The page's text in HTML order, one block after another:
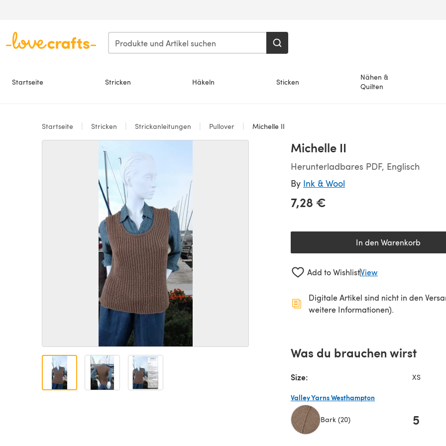
Startseite Stricken Häkeln Sticken
Nähen &
Quilten
Startseite Stricken Strickanleitungen Pullover Michelle II
Michelle II
Herunterladbares PDF, Englisch
By Ink & Wool
7,28 €
In den Warenkorb
Add to WishlistView
Digitale Artikel sind nicht in den
weitere Informationen).
Was du brauchen wirst
Size: XS
Valley Yarns Westhampton
Bark (20) 5